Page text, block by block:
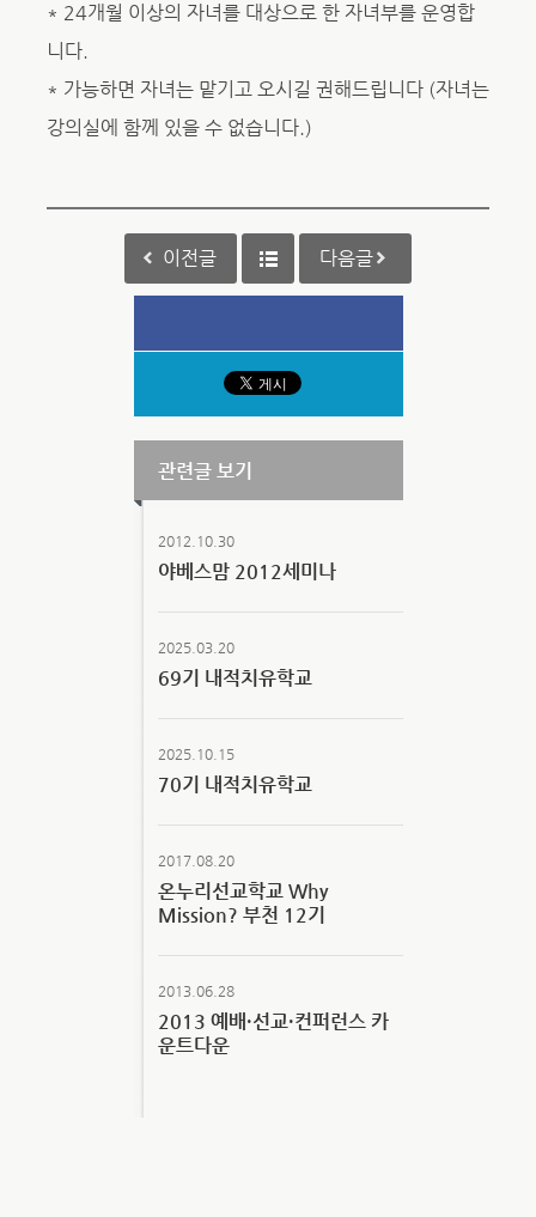
* 24개월 이상의 자녀를 대상으로 한 자녀부를 운영합
니다.
* 가능하면 자녀는 맡기고 오시길 권해드립니다 (자녀는
강의실에 함께 있을 수 없습니다.)
이전글 다음글
관련글 보기
2012.10.30
야베스맘 2012세미나
2025.03.20
69기 내적치유학교
2025.10.15
70기 내적치유학교
2017.08.20
온누리선교학교 Why
Mission? 부천 12기
2013.06.28
2013 예배·선교·컨퍼런스 카
운트다운